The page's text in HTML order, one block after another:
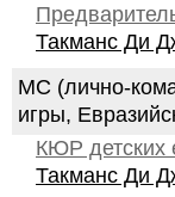
Такманс Ди
МС (лично-
игры,
КЮР детских
Такманс Ди